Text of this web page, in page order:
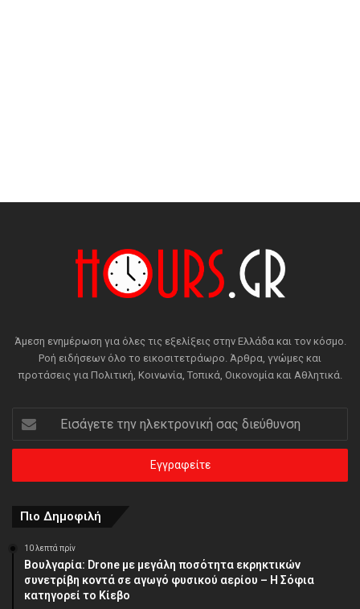
Άμεση ενημέρωση για όλες τις εξελίξεις στην Ελλάδα και τον κόσμο.
Ροή ειδήσεων όλο το εικοσιτετράωρο. Άρθρα, γνώμες και
προτάσεις για Πολιτική, Κοινωνία, Τοπικά, Οικονομία και Αθλητικά.
Εισάγετε
την
ηλεκτρονική
διεύθυνση
Πιο Δημοφιλή
10 λεπτά πρίν
Βουλγαρία: Drone με μεγάλη ποσότητα εκρηκτικών
συνετρίβη κοντά σε αγωγό φυσικού αερίου – Η Σόφια
κατηγορεί το Κίεβο